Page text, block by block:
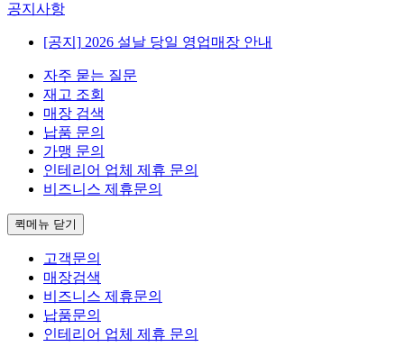
공지사항
[공지] 2026 설날 당일 영업매장 안내
자주 묻는 질문
재고 조회
매장 검색
납품 문의
가맹 문의
인테리어 업체 제휴 문의
비즈니스 제휴문의
퀵메뉴 닫기
고객문의
매장검색
비즈니스 제휴문의
납품문의
인테리어 업체 제휴 문의